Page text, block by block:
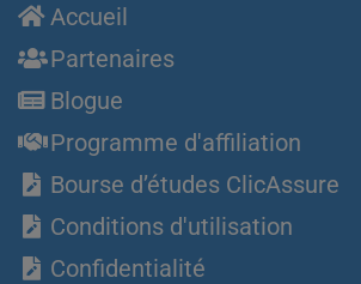
Accueil
Partenaires
Blogue
Programme d'affiliation
Bourse d’études ClicAssure
Conditions d'utilisation
Confidentialité